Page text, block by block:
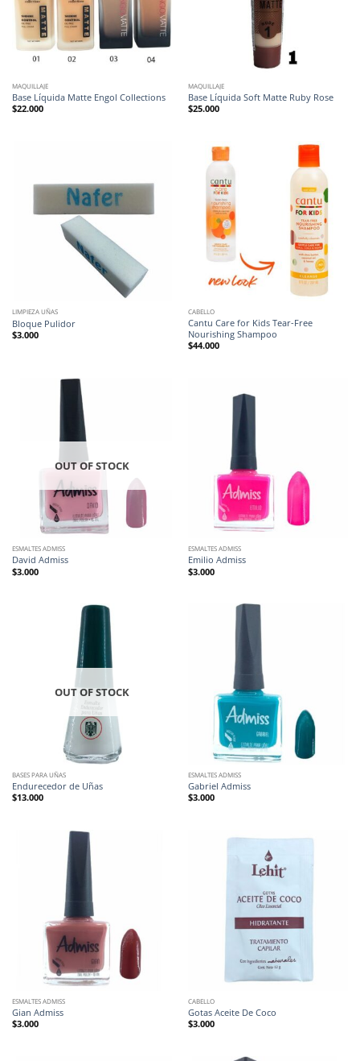
MAQUILLAJE
Base Líquida Matte Engol Collections
$22.000
MAQUILLAJE
Base Líquida Soft Matte Ruby Rose
$25.000
LIMPIEZA UÑAS
Bloque Pulidor
$3.000
CABELLO
Cantu Care for Kids Tear-Free
Nourishing Shampoo
$44.000
OUT OF STOCK
ESMALTES ADMISS
David Admiss
$3.000
ESMALTES ADMISS
Emilio Admiss
$3.000
OUT OF STOCK
BASES PARA UÑAS
Endurecedor de Uñas
$13.000
ESMALTES ADMISS
Gabriel Admiss
$3.000
ESMALTES ADMISS
Gian Admiss
$3.000
CABELLO
Gotas Aceite De Coco
$3.000